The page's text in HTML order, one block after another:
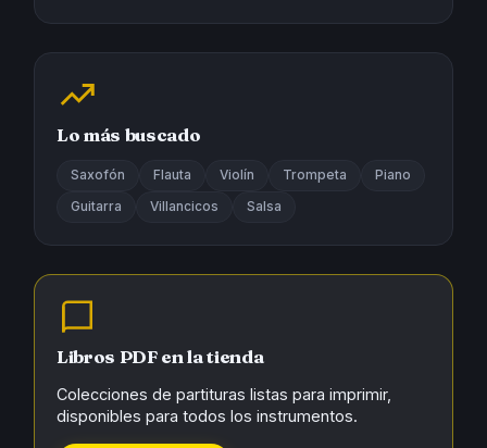
Lo más buscado
Saxofón Flauta Violín Trompeta Piano
Guitarra Villancicos Salsa
Libros PDF en la tienda
Colecciones de partituras listas para imprimir,
disponibles para todos los instrumentos.